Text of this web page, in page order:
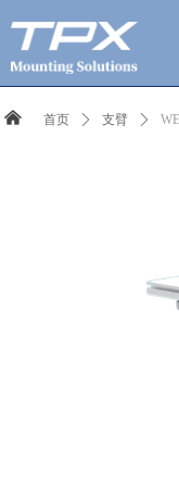
낀 首页 ꄲ 支臂 ꄲ